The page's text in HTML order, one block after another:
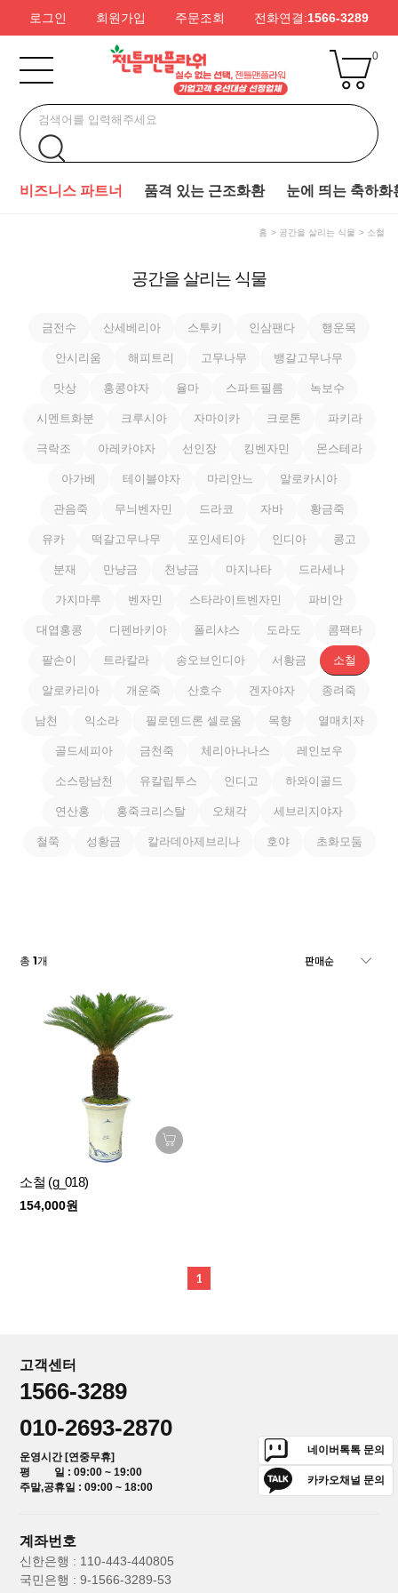
로그인 회원가입 주문조회 전화연결:1566-3289
0
비즈니스 파트너 품격 있는 근조화환 눈에 띄는 축하화
홈 공간을 살리는 식물 소철
공간을 살리는 식물
금전수 산세베리아 스투키 인삼팬다 행운목
안시리움 해피트리 고무나무 뱅갈고무나무
맛상 홍콩야자 율마 스파트필름 녹보수
시멘트화분 크루시아 자마이카 크로톤 파키라
극락조 아레카야자 선인장 킹벤자민 몬스테라
아가베 테이블야자 마리안느 알로카시아
관음죽 무늬벤자민 드라코 자바 황금죽
유카 떡갈고무나무 포인세티아 인디아 콩고
분재 만냥금 천냥금 마지나타 드라세나
가지마루 벤자민 스타라이트벤자민 파비안
대엽홍콩 디펜바키아 폴리샤스 도라도 콤팩타
팔손이 트라칼라 송오브인디아 서황금 소철
알로카리아 개운죽 산호수 겐자야자 종려죽
남천 익소라 필로덴드론 셀로움 목향 열매치자
골드세피아 금천죽 체리아나나스 레인보우
소스랑남천 유칼립투스 인디고 하와이골드
연산홍 홍죽크리스탈 오채각 세브리지야자
철쭉 성황금 칼라데아제브리나 호야 초화모둠
총1개
소철 (g_018)
154,000원
1
고객센터
1566-3289
010-2693-2870
운영시간 [연중무휴]
평 일 : 09:00 ~ 19:00
주말,공휴일 : 09:00 ~ 18:00
네이버톡톡 문의
카카오채널 문의
계좌번호
신한은행 : 110-443-440805
국민은행 : 9-1566-3289-53